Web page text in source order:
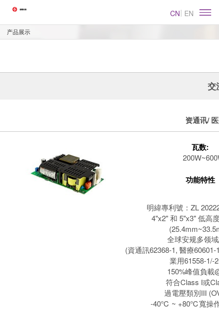
CN EN
产品展示
交
资通讯/
瓦数:
功能特性
明緯專利號：ZL
4"x2" 和 5"x3" 低高
全球安规多领
(資通訊62368-1, 醫療
業用61558-1/-
150%峰值負載
符合Class I或
過電壓類別III
-40℃ ~ +80℃寬操